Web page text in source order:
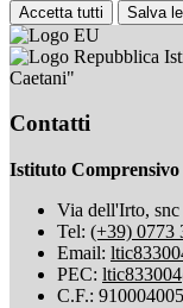
Accetta tutti Salva
Caetani"
Contatti
Istituto
Via dell'Irto,
Tel: (+39) 0773
Email:
PEC:
C.F.: